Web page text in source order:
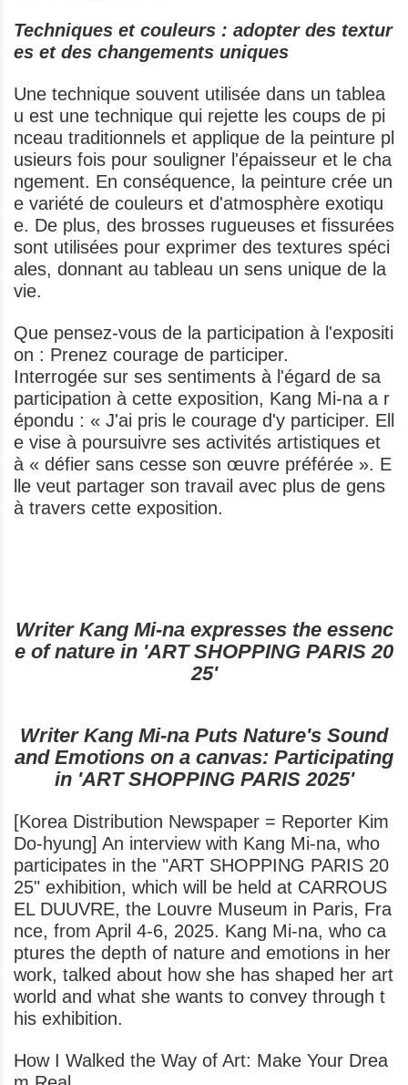
Techniques et couleurs : adopter des textur
es et des changements uniques
Une technique souvent utilisée dans un tablea
u est une technique qui rejette les coups de pi
nceau traditionnels et applique de la peinture pl
usieurs fois pour souligner l'épaisseur et le cha
ngement. En conséquence, la peinture crée un
e variété de couleurs et d'atmosphère exotiqu
e. De plus, des brosses rugueuses et fissurées
sont utilisées pour exprimer des textures spéci
ales, donnant au tableau un sens unique de la
vie.
Que pensez-vous de la participation à l'expositi
on : Prenez courage de participer.
Interrogée sur ses sentiments à l'égard de sa
participation à cette exposition, Kang Mi-na a r
épondu : « J'ai pris le courage d'y participer. Ell
e vise à poursuivre ses activités artistiques et
à « défier sans cesse son œuvre préférée ». E
lle veut partager son travail avec plus de gens
à travers cette exposition.
Writer Kang Mi-na expresses the essenc
e of nature in 'ART SHOPPING PARIS 20
25'
Writer Kang Mi-na Puts Nature's Sound
and Emotions on a canvas: Participating
in 'ART SHOPPING PARIS 2025'
[Korea Distribution Newspaper = Reporter Kim
Do-hyung] An interview with Kang Mi-na, who
participates in the "ART SHOPPING PARIS 20
25" exhibition, which will be held at CARROUS
EL DUUVRE, the Louvre Museum in Paris, Fra
nce, from April 4-6, 2025. Kang Mi-na, who ca
ptures the depth of nature and emotions in her
work, talked about how she has shaped her art
world and what she wants to convey through t
his exhibition.
How I Walked the Way of Art: Make Your Drea